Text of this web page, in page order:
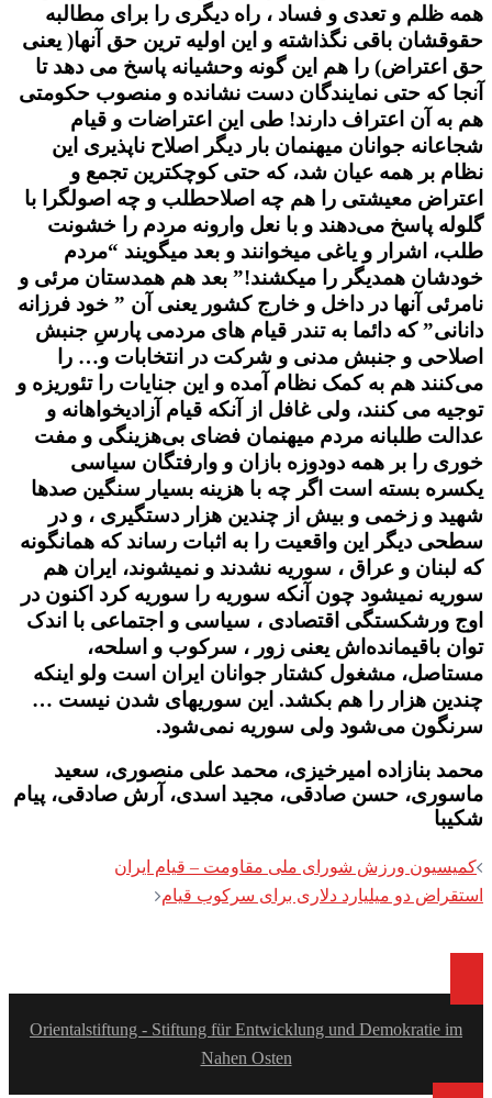
همه ظلم و تعدی و فساد ، راه دیگری را برای مطالبه
حقوقشان باقی نگذاشته و این اولیه ترین حق آنها( یعنی
حق اعتراض) را هم این گونه وحشیانه پاسخ می دهد تا
آنجا که حتی نمایندگان دست نشانده و منصوب حکومتی
هم به آن اعتراف دارند! طی این اعتراضات و قیام
شجاعانه جوانان میهنمان بار دیگر اصلاح ناپذیری این
نظام بر همه عیان شد، که حتی کوچکترین تجمع و
اعتراض معیشتی را هم چه اصلاحطلب و چه اصولگرا با
گلوله پاسخ می‌دهند و با نعل وارونه مردم را خشونت
طلب‌، اشرار و یاغی میخوانند و بعد میگویند “مردم
خودشان همدیگر را میکشند!” بعد هم همدستان مرئی و
نامرئی آنها در داخل و خارج کشور یعنی آن ” خود فرزانه
دانانی” که دائما به تندر قیام های مردمی پارسِ جنبش
اصلاحی و جنبش مدنی و شرکت در انتخابات و… را
می‌کنند هم به کمک نظام آمده و این جنایات را تئوریزه و
توجیه می کنند‌، ولی غافل از آنکه قیام آزادیخواهانه و
عدالت طلبانه مردم میهنمان فضای بی‌هزینگی و مفت
خوری را بر همه دودوزه بازان و وارفتگان سیاسی
یکسره بسته است اگر چه با هزینه بسیار سنگین صدها
شهید و زخمی و بیش از چندین هزار دستگیری ، و در
سطحی دیگر این واقعیت را به اثبات رساند که همانگونه
که لبنان و عراق ، سوریه نشدند و نمیشوند، ایران هم
سوریه نمیشود چون آنکه سوریه را سوریه کرد اکنون در
اوج ورشکستگی اقتصادی ، سیاسی و اجتماعی با اندک
توان باقیمانده‌اش یعنی زور ، سرکوب و اسلحه،
مستاصل، مشغول کشتار جوانان ایران است ولو اینکه
چندین هزار را هم بکشد. این سوریهای شدن نیست …
سرنگون می‌شود ولی سوریه نمی‌شود.
محمد بنازاده امیرخیزی، محمد علی منصوری، سعید
ماسوری، حسن صادقی، مجید اسدی، آرش صادقی، پیام
شکیبا
Post
navigation
کمیسیون ورزش شورای ملی مقاومت – قیام ایران
استقراض دو میلیارد دلاری برای سرکوب قیام
Orientalstiftung - Stiftung für Entwicklung und Demokratie im
Nahen Osten